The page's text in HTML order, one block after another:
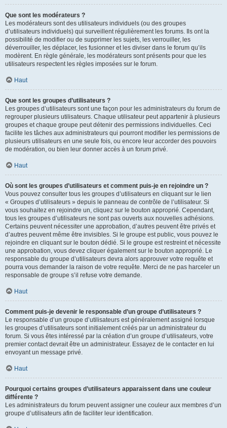
Que sont les modérateurs ?
Les modérateurs sont des utilisateurs individuels (ou des groupes
d’utilisateurs individuels) qui surveillent régulièrement les forums. Ils ont la
possibilité de modifier ou de supprimer les sujets, les verrouiller, les
déverrouiller, les déplacer, les fusionner et les diviser dans le forum qu’ils
modèrent. En règle générale, les modérateurs sont présents pour que les
utilisateurs respectent les règles imposées sur le forum.
Haut
Que sont les groupes d’utilisateurs ?
Les groupes d’utilisateurs sont une façon pour les administrateurs du forum de
regrouper plusieurs utilisateurs. Chaque utilisateur peut appartenir à plusieurs
groupes et chaque groupe peut détenir des permissions individuelles. Ceci
facilite les tâches aux administrateurs qui pourront modifier les permissions de
plusieurs utilisateurs en une seule fois, ou encore leur accorder des pouvoirs
de modération, ou bien leur donner accès à un forum privé.
Haut
Où sont les groupes d’utilisateurs et comment puis-je en rejoindre un ?
Vous pouvez consulter tous les groupes d’utilisateurs en cliquant sur le lien
« Groupes d’utilisateurs » depuis le panneau de contrôle de l’utilisateur. Si
vous souhaitez en rejoindre un, cliquez sur le bouton approprié. Cependant,
tous les groupes d’utilisateurs ne sont pas ouverts aux nouvelles adhésions.
Certains peuvent nécessiter une approbation, d’autres peuvent être privés et
d’autres peuvent même être invisibles. Si le groupe est public, vous pouvez le
rejoindre en cliquant sur le bouton dédié. Si le groupe est restreint et nécessite
une approbation, vous devez cliquer également sur le bouton approprié. Le
responsable du groupe d’utilisateurs devra alors approuver votre requête et
pourra vous demander la raison de votre requête. Merci de ne pas harceler un
responsable de groupe s’il refuse votre demande.
Haut
Comment puis-je devenir le responsable d’un groupe d’utilisateurs ?
Le responsable d’un groupe d’utilisateurs est généralement assigné lorsque
les groupes d’utilisateurs sont initialement créés par un administrateur du
forum. Si vous êtes intéressé par la création d’un groupe d’utilisateurs, votre
premier contact devrait être un administrateur. Essayez de le contacter en lui
envoyant un message privé.
Haut
Pourquoi certains groupes d’utilisateurs apparaissent dans une couleur
différente ?
Les administrateurs du forum peuvent assigner une couleur aux membres d’un
groupe d’utilisateurs afin de faciliter leur identification.